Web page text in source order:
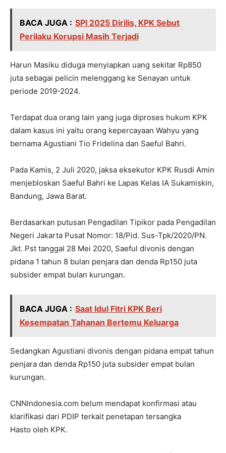
BACA JUGA : SPI 2025 Dirilis, KPK Sebut
Perilaku Korupsi Masih Terjadi
Harun Masiku diduga menyiapkan uang sekitar Rp850
juta sebagai pelicin melenggang ke Senayan untuk
periode 2019-2024.
Terdapat dua orang lain yang juga diproses hukum KPK
dalam kasus ini yaitu orang kepercayaan Wahyu yang
bernama Agustiani Tio Fridelina dan Saeful Bahri.
Pada Kamis, 2 Juli 2020, jaksa eksekutor KPK Rusdi Amin
menjebloskan Saeful Bahri ke Lapas Kelas IA Sukamiskin,
Bandung, Jawa Barat.
Berdasarkan putusan Pengadilan Tipikor pada Pengadilan
Negeri Jakarta Pusat Nomor: 18/Pid. Sus-Tpk/2020/PN.
Jkt. Pst tanggal 28 Mei 2020, Saeful divonis dengan
pidana 1 tahun 8 bulan penjara dan denda Rp150 juta
subsider empat bulan kurungan.
BACA JUGA : Saat Idul Fitri KPK Beri
Kesempatan Tahanan Bertemu Keluarga
Sedangkan Agustiani divonis dengan pidana empat tahun
penjara dan denda Rp150 juta subsider empat bulan
kurungan.
CNNIndonesia.com belum mendapat konfirmasi atau
klarifikasi dari PDIP terkait penetapan tersangka
Hasto oleh KPK.